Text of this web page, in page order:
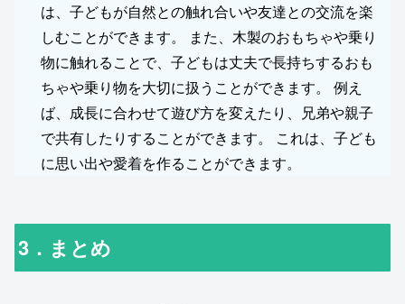
は、子どもが自然との触れ合いや友達との交流を楽
しむことができます。 また、木製のおもちゃや乗り
物に触れることで、子どもは丈夫で長持ちするおも
ちゃや乗り物を大切に扱うことができます。 例え
ば、成長に合わせて遊び方を変えたり、兄弟や親子
で共有したりすることができます。 これは、子ども
に思い出や愛着を作ることができます。
3．まとめ